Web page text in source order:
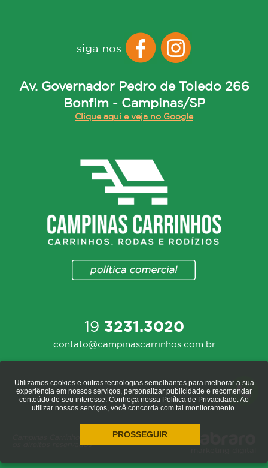
siga-nos
Av. Governador Pedro de Toledo 266
Bonfim - Campinas/SP
Clique aqui e veja no Google
19 3231.3020
contato@campinascarrinhos.com.br
Campinas Carrinhos 2020 - todos
os direitos reservados
Utilizamos cookies e outras tecnologias semelhantes para melhorar a sua
experiência em nossos serviços, personalizar publicidade e recomendar
conteúdo de seu interesse. Conheça nossa Política de Privacidade. Ao
utilizar nossos serviços, você concorda com tal monitoramento.
PROSSEGUIR